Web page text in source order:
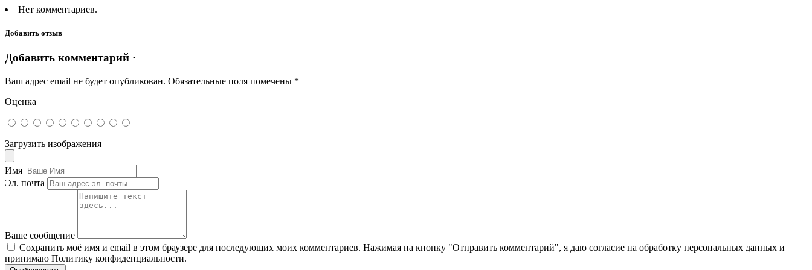
Нет комментариев.
Добавить отзыв
Добавить комментарий ·
Ваш адрес email не будет опубликован. Обязательные поля помечены *
Оценка
Загрузить изображения
Имя
Эл. почта
Ваше сообщение
Сохранить моё имя и email в этом браузере для последующих моих комментариев. Нажимая на кнопку "Отправить комментарий", я даю согласие на обработку персональных данных и
принимаю Политику конфиденциальности.